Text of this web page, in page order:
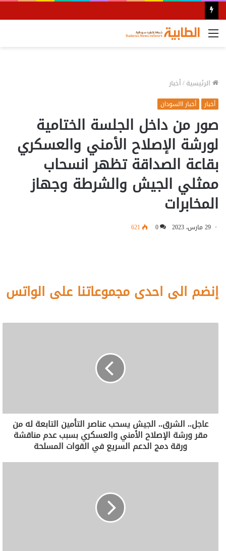
القائمة
الرئيسية/أخبار
أخبار أخبار االسودان
صور من داخل الجلسة الختامية
لورشة الإصلاح الأمني والعسكري
بقاعة الصداقة تظهر انسحاب
ممثلي الجيش والشرطة وجهاز
المخابرات
29 مارس، 2023 0
621
إنضم الى احدى مجموعاتنا على الواتس
عاجل.. الشرق.. الجيش يسحب عناصر التأمين التابعة له من
مقر ورشة الإصلاح الأمني والعسكري بسبب عدم مناقشة
ورقة دمج الدعم السريع في القوات المسلحة